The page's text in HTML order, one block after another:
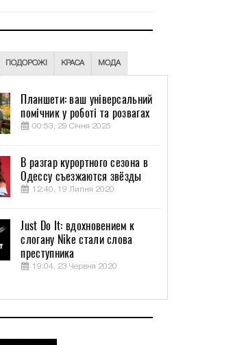
ПОДОРОЖІ КРАСА МОДА
Планшети: ваш універсальний
помічник у роботі та розвагах
00:53, 29 Січня 2025
В разгар курортного сезона в
Одессу съезжаются звёзды
12:40, 19 Липня 2020
Just Do It: вдохновением к
слогану Nike стали слова
преступника
19:04, 23 Червня 2020